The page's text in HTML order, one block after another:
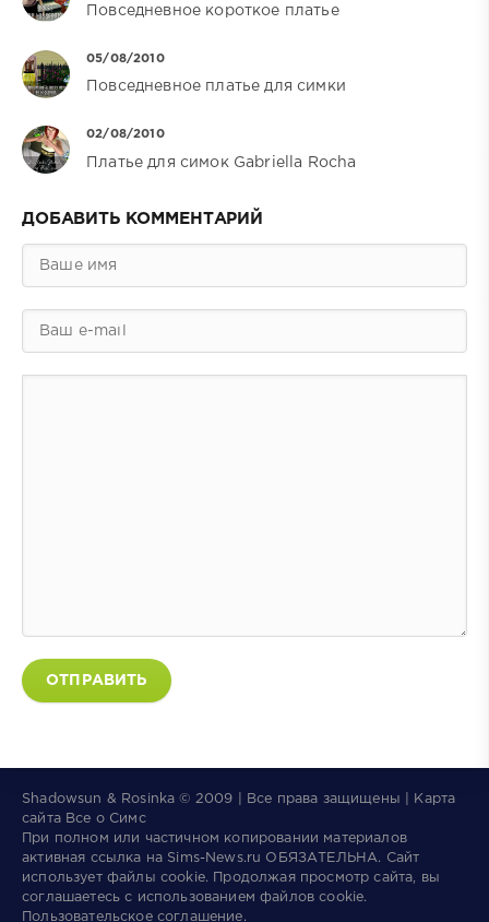
Повседневное короткое платье
05/08/2010
Повседневное платье для симки
02/08/2010
Платье для симок Gabriella Rocha
ДОБАВИТЬ КОММЕНТАРИЙ
ОТПРАВИТЬ
Shadowsun & Rosinka © 2009 | Все права защищены | Карта
сайта Все о Симс
При полном или частичном копировании материалов
активная ссылка на Sims-News.ru ОБЯЗАТЕЛЬНА.
Сайт
использует файлы cookie. Продолжая просмотр сайта, вы
соглашаетесь с использованием файлов cookie.
Пользовательское соглашение.